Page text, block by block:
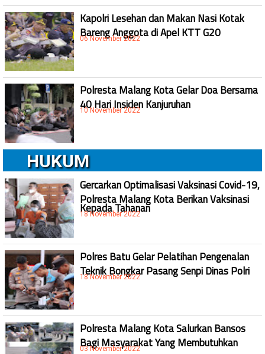
Kapolri Lesehan dan Makan Nasi Kotak
Bareng Anggota di Apel KTT G20
06 November 2022
Polresta Malang Kota Gelar Doa Bersama
40 Hari Insiden Kanjuruhan
10 November 2022
HUKUM
Gercarkan Optimalisasi Vaksinasi Covid-19,
Polresta Malang Kota Berikan Vaksinasi
Kepada Tahanan
18 November 2022
Polres Batu Gelar Pelatihan Pengenalan
Teknik Bongkar Pasang Senpi Dinas Polri
18 November 2022
Polresta Malang Kota Salurkan Bansos
Bagi Masyarakat Yang Membutuhkan
03 November 2022